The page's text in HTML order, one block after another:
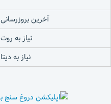
آخرین بروزرسانی
نیاز به روت
نیاز به دیتا